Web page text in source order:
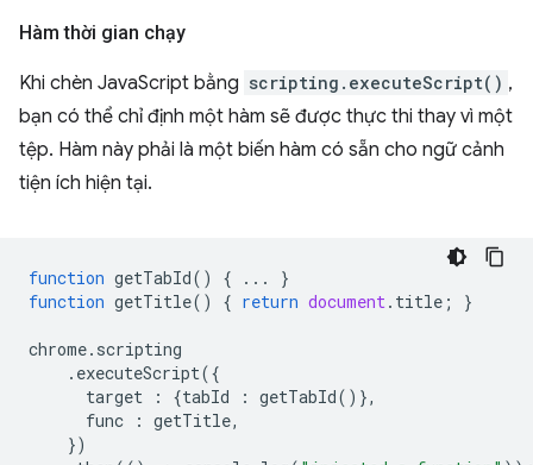
Hàm thời gian chạy
Khi chèn JavaScript bằng scripting.executeScript() ,
bạn có thể chỉ định một hàm sẽ được thực thi thay vì một
tệp. Hàm này phải là một biến hàm có sẵn cho ngữ cảnh
tiện ích hiện tại.
function getTabId() { ...
}
function getTitle() { return document. title ; }
chrome. scripting
. executeScript({
target
: {tabId : getTabId()},
func
: getTitle,
})